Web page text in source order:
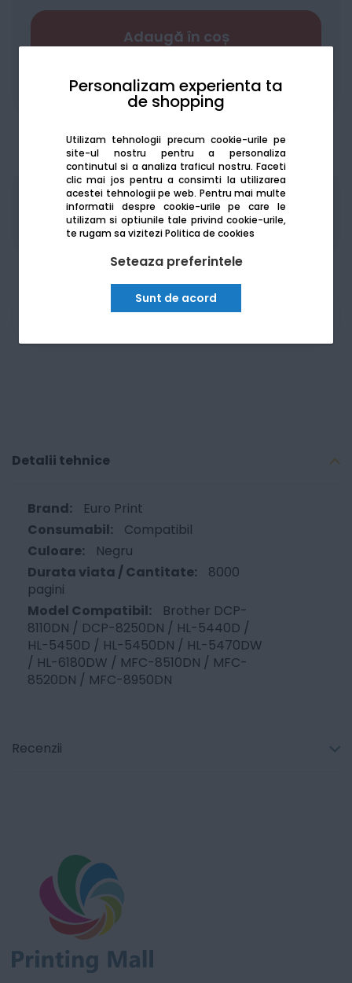
Personalizam experienta ta
de shopping
Utilizam tehnologii precum cookie-urile pe
site-ul nostru pentru a personaliza
continutul si a analiza traficul nostru. Faceti
clic mai jos pentru a consimti la utilizarea
acestei tehnologii pe web. Pentru mai multe
informatii despre cookie-urile pe care le
utilizam si optiunile tale privind cookie-urile,
te rugam sa viziteziPolitica de cookies
Seteaza preferintele
Sunt de acord
Adaugă în coș
Adaugă la favorite Compară
Produsele sunt disponibile pe platforma de
achizitii publiceSEAP/SICAP
Am nevoie de ajutor
Detalii tehnice
Euro Print
Compatibil
Negru
8000
pagini
Brother DCP-
8110DN / DCP-8250DN / HL-5440D /
HL-5450D / HL-5450DN / HL-5470DW
/ HL-6180DW / MFC-8510DN / MFC-
8520DN / MFC-8950DN
Recenzii